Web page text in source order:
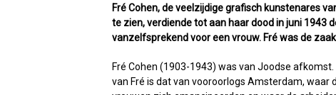
Fré Cohen, de veelzijdige grafisch kunstenares
te zien, verdiende tot aan haar dood in juni 1943
vanzelfsprekend voor een vrouw. Fré was de
Fré Cohen (1903-1943) was van Joodse
van Fré is dat van vooroorlogs Amsterdam,